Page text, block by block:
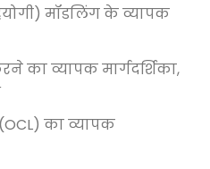
मॉडलिंग के व्यापक
का व्यापक मार्गदर्शिका,
का व्यापक